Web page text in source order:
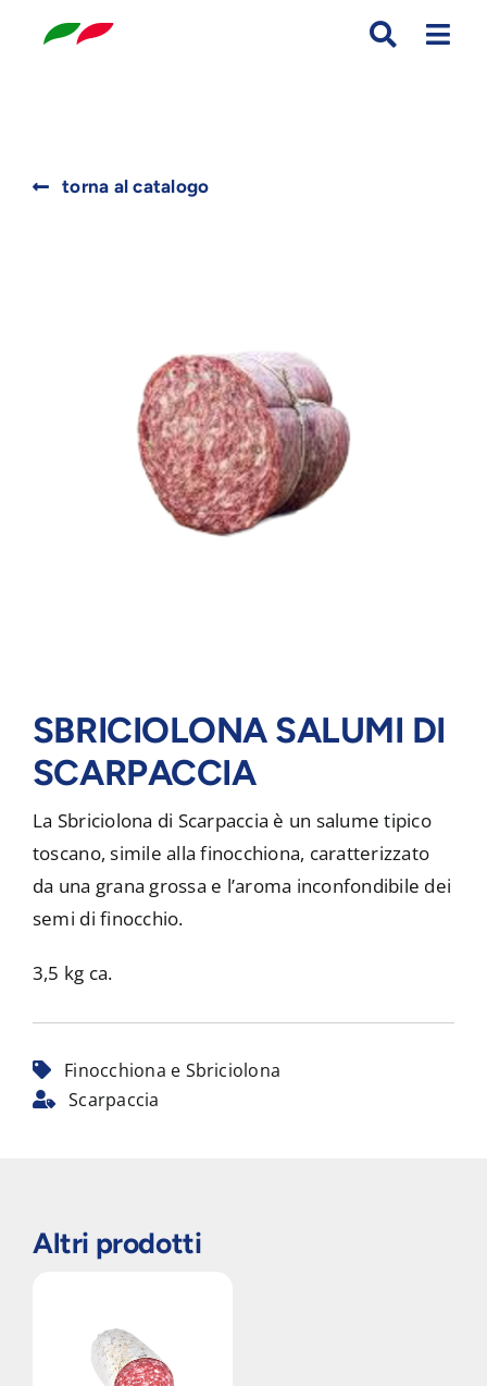
torna al catalogo
SBRICIOLONA SALUMI DI
SCARPACCIA
La Sbriciolona di Scarpaccia è un salume tipico
toscano, simile alla finocchiona, caratterizzato
da una grana grossa e l’aroma inconfondibile dei
semi di finocchio.
3,5 kg ca.
Finocchiona e Sbriciolona
Scarpaccia
Altri prodotti
for: